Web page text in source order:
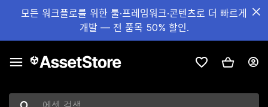
모든 워크플로를 위한 툴·프레임워크·콘텐츠로 더 빠르게
개발 — 전 품목 50% 할인.